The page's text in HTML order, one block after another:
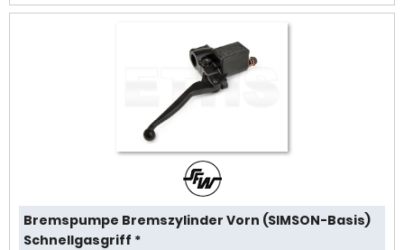
Bremspumpe Bremszylinder Vorn (SIMSON-Basis)
Schnellgasgriff *